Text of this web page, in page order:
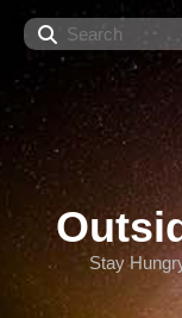
Stay